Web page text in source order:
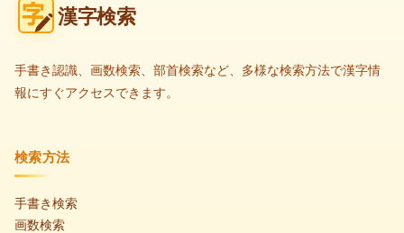
漢字検索
手書き認識、画数検索、部首検索など、多様な検索方法で漢字情
報にすぐアクセスできます。
検索方法
手書き検索
画数検索